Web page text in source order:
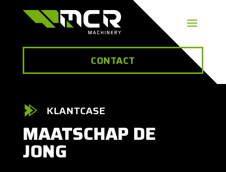
CONTACT
KLANTCASE
MAATSCHAP DE
JONG